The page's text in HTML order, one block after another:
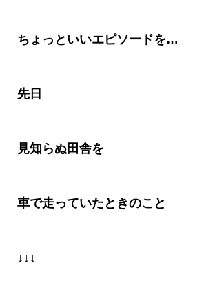
ちょっといいエピソードを…
先日
見知らぬ田舎を
車で走っていたときのこと
↓↓↓